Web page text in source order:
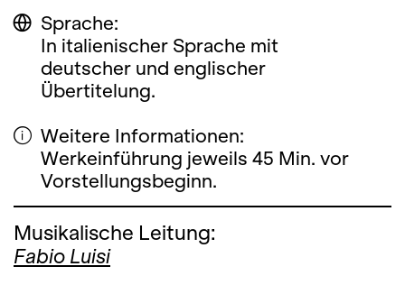
Sprache:
In italienischer Sprache mit
deutscher und englischer
Übertitelung.
Weitere Informationen:
Werkeinführung jeweils 45 Min. vor
Vorstellungsbeginn.
Musikalische Leitung:
Fabio Luisi